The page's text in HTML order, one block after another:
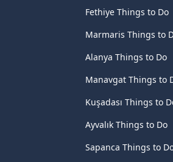
Fethiye Things to Do
Marmaris Things to
Alanya Things to Do
Manavgat Things to
Kuşadası Things to
Ayvalık Things to Do
Sapanca Things to